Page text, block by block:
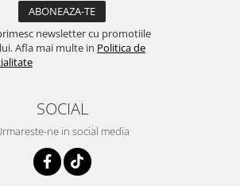
newsletter cu promotiile
Afla mai multe in Politica de
SOCIAL
ne in social media